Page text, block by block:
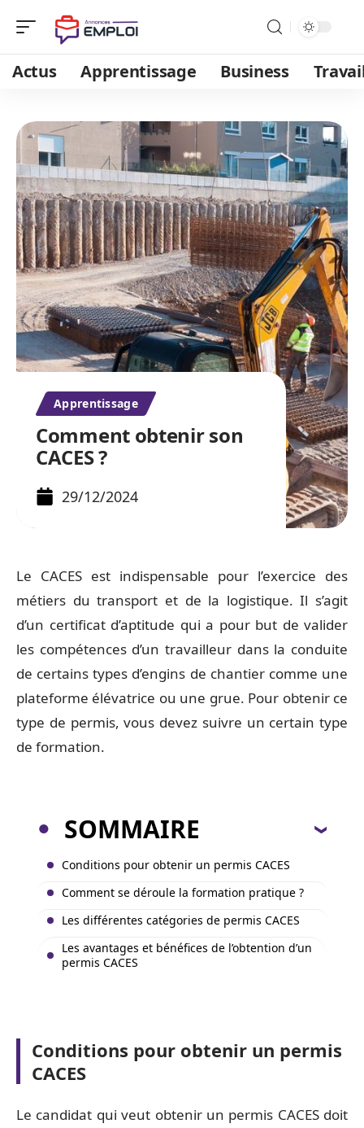
Actus Apprentissage Business
Apprentissage
Comment obtenir son
CACES ?
29/12/2024
Le CACES est indispensable pour l’exercice des
métiers du transport et de la logistique. Il s’agit
d’un certificat d’aptitude qui a pour but de valider
les compétences d’un travailleur dans la conduite
de certains types d’engins de chantier comme une
plateforme élévatrice ou une grue. Pour obtenir ce
type de permis, vous devez suivre un certain type
de formation.
SOMMAIRE
Conditions pour obtenir un permis CACES
Comment se déroule la formation pratique ?
Les différentes catégories de permis CACES
Les avantages et bénéfices de l’obtention d’un
permis CACES
Conditions pour obtenir un permis
CACES
Le candidat qui veut obtenir un permis CACES doit